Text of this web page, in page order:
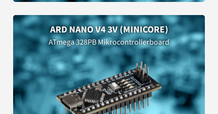
ARD NANO V4 3V (MINICORE)
ATmega 328PB Mikrocontrollerboard